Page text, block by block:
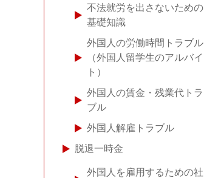
不法就労を出さないための
基礎知識
外国人の労働時間トラブル
（外国人留学生のアルバイ
ト）
外国人の賃金・残業代トラ
ブル
外国人解雇トラブル
脱退一時金
外国人を雇用するための社